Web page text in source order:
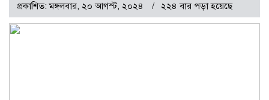
প্রকাশিত: মঙ্গলবার, ২০ আগস্ট, ২০২৪ ২২৪ বার পড়া হয়েছে